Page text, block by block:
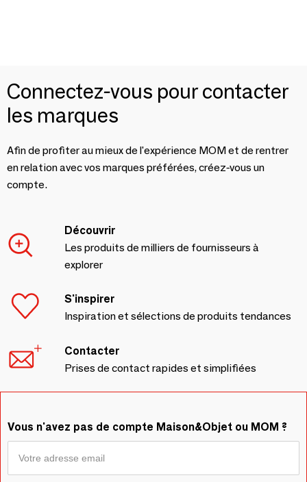
Connectez-vous pour contacter
les marques
Afin de profiter au mieux de l'expérience MOM et de rentrer
en relation avec vos marques préférées, créez-vous un
compte.
Découvrir
Les produits de milliers de fournisseurs à
explorer
S'inspirer
Inspiration et sélections de produits tendances
Contacter
Prises de contact rapides et simplifiées
Vous n'avez pas de compte Maison&Objet ou MOM ?